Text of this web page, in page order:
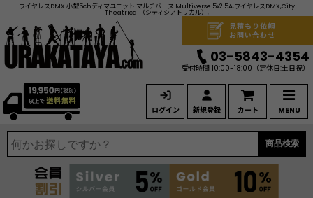
ワイヤレスDMX 小型5chディマユニット マルチバース Multiverse 5x2.5A,ワイヤレスDMX,City
Theatrical（シティシアトリカル）,
ログイン 新規登録 カート MENU
見積もり依頼
お問い合わせ
03-5843-4354
受付時間 10:00-18:00 （定休日:土日祝）
商品検索